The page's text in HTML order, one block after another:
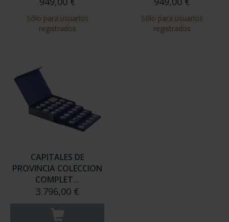
Sólo para usuarios
registrados
Sólo para usuarios
registrados
CAPITALES DE
PROVINCIA COLECCION
COMPLET...
3.796,00 €